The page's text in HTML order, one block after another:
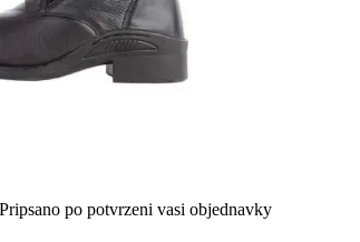
Pripsano po potvrzeni vasi objednavky